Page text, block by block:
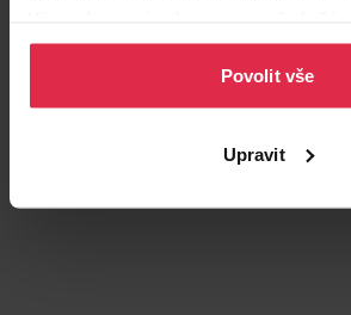
osobních údajů.
Povolit vše
Upravit